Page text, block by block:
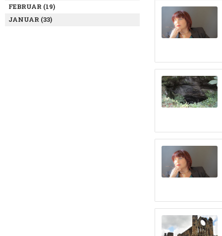
FEBRUAR (19)
JANUAR (33)